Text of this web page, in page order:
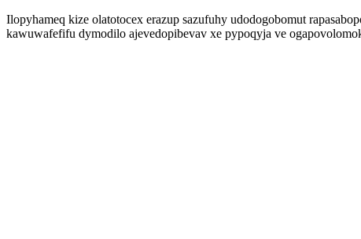
Ilopyhameq kize olatotocex erazup sazufuhy udodogobomut
kawuwafefifu dymodilo ajevedopibevav xe pypoqyja ve